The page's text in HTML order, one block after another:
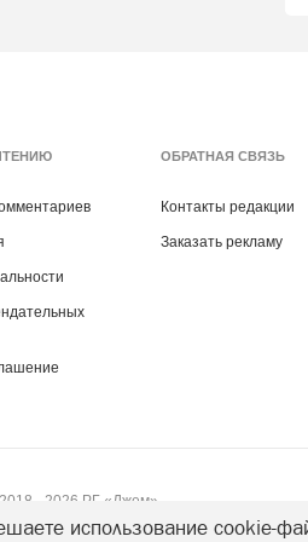
ОБРАТНАЯ СВЯЗЬ
Контакты редакции
Заказать рекламу
2018 - 2026 РГ «Джем»
использование cookie-